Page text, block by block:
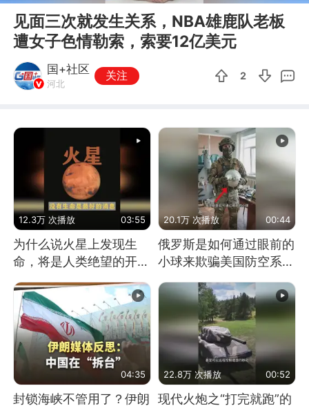
见面三次就发生关系，NBA雄鹿队老板
遭女子色情勒索，索要12亿美元
国+社区
河北
关注 2
12.3万 次播放 03:55
为什么说火星上发现生
命，将是人类绝望的开
始？
20.1万 次播放 00:44
俄罗斯是如何通过眼前的
小球来欺骗美国防空系统
的
04:35
封锁海峡不管用了？伊朗
22.8万 次播放 00:52
现代火炮之“打完就跑”的